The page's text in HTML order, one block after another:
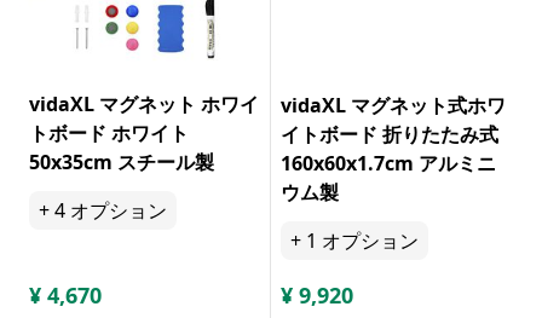
vidaXL マグネット ホワイ
トボード ホワイト
50x35cm スチール製
+4 オプション
¥ 4,670
vidaXL マグネット式ホワ
イトボード 折りたたみ式
160x60x1.7cm アルミニ
ウム製
+ 1 オプション
¥ 9,920